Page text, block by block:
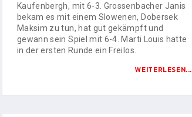
Kaufenbergh, mit 6-3. Grossenbacher Janis
bekam es mit einem Slowenen, Dobersek
Maksim zu tun, hat gut gekämpft und
gewann sein Spiel mit 6-4. Marti Louis hatte
in der ersten Runde ein Freilos.
WEITERLESEN...